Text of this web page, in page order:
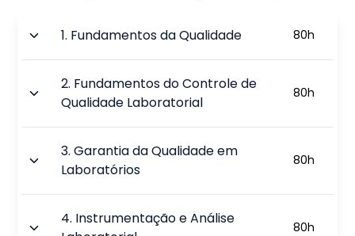
1. Fundamentos da Qualidade 80h
2. Fundamentos do Controle de
Qualidade Laboratorial
80h
3.Garantia da Qualidade em
Laboratórios
80h
4. Instrumentação e Análise
80h